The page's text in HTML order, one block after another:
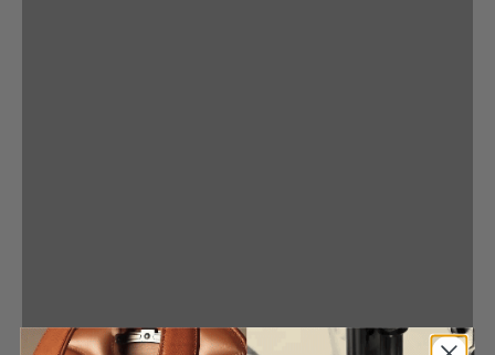
節目の日に持つ、フォーマル鞄
結婚3年目の記念に